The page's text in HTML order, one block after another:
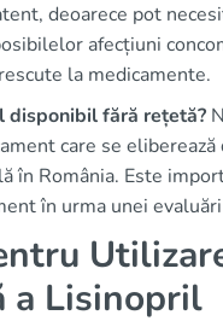
deoarece pot
afecțiuni
la medicamente.
disponibil fără rețetă?
care se eliberează
în România. Este
în urma unei
a Lisinopril